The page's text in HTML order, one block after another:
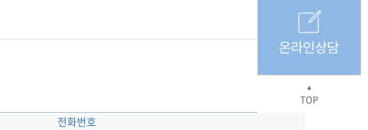
전화번호
▲
TOP